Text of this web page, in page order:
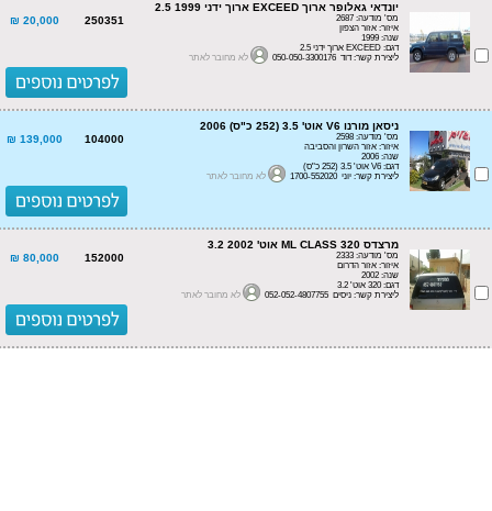
יונדאי גאלופר ארוך EXCEED ארוך ידני 2.5 1999
מס' מודעה: 2687
איזור: אזור הצפון
שנה: 1999
דגם: EXCEED ארוך ידני 2.5
ליצירת קשר: דוד 050-050-3300176
לא מחובר לאתר
250351
20,000 ₪
ניסאן מורנו V6 אוט' 3.5 (252 כ"ס) 2006
מס' מודעה: 2598
איזור: אזור השרון והסביבה
שנה: 2006
דגם: V6 אוט' 3.5 (252 כ"ס)
ליצירת קשר: יוני 1700-552020
לא מחובר לאתר
104000
139,000 ₪
מרצדס ML CLASS 320 אוט' 3.2 2002
מס' מודעה: 2333
איזור: אזור הדרום
שנה: 2002
דגם: 320 אוט' 3.2
ליצירת קשר: ניסים 052-052-4807755
לא מחובר לאתר
152000
80,000 ₪